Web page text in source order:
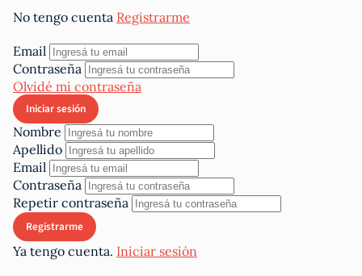
No tengo cuenta Registrarme
Email
Contraseña
Olvidé mi contraseña
Nombre
Apellido
Email
Contraseña
Repetir contraseña
Ya tengo cuenta. Iniciar sesión